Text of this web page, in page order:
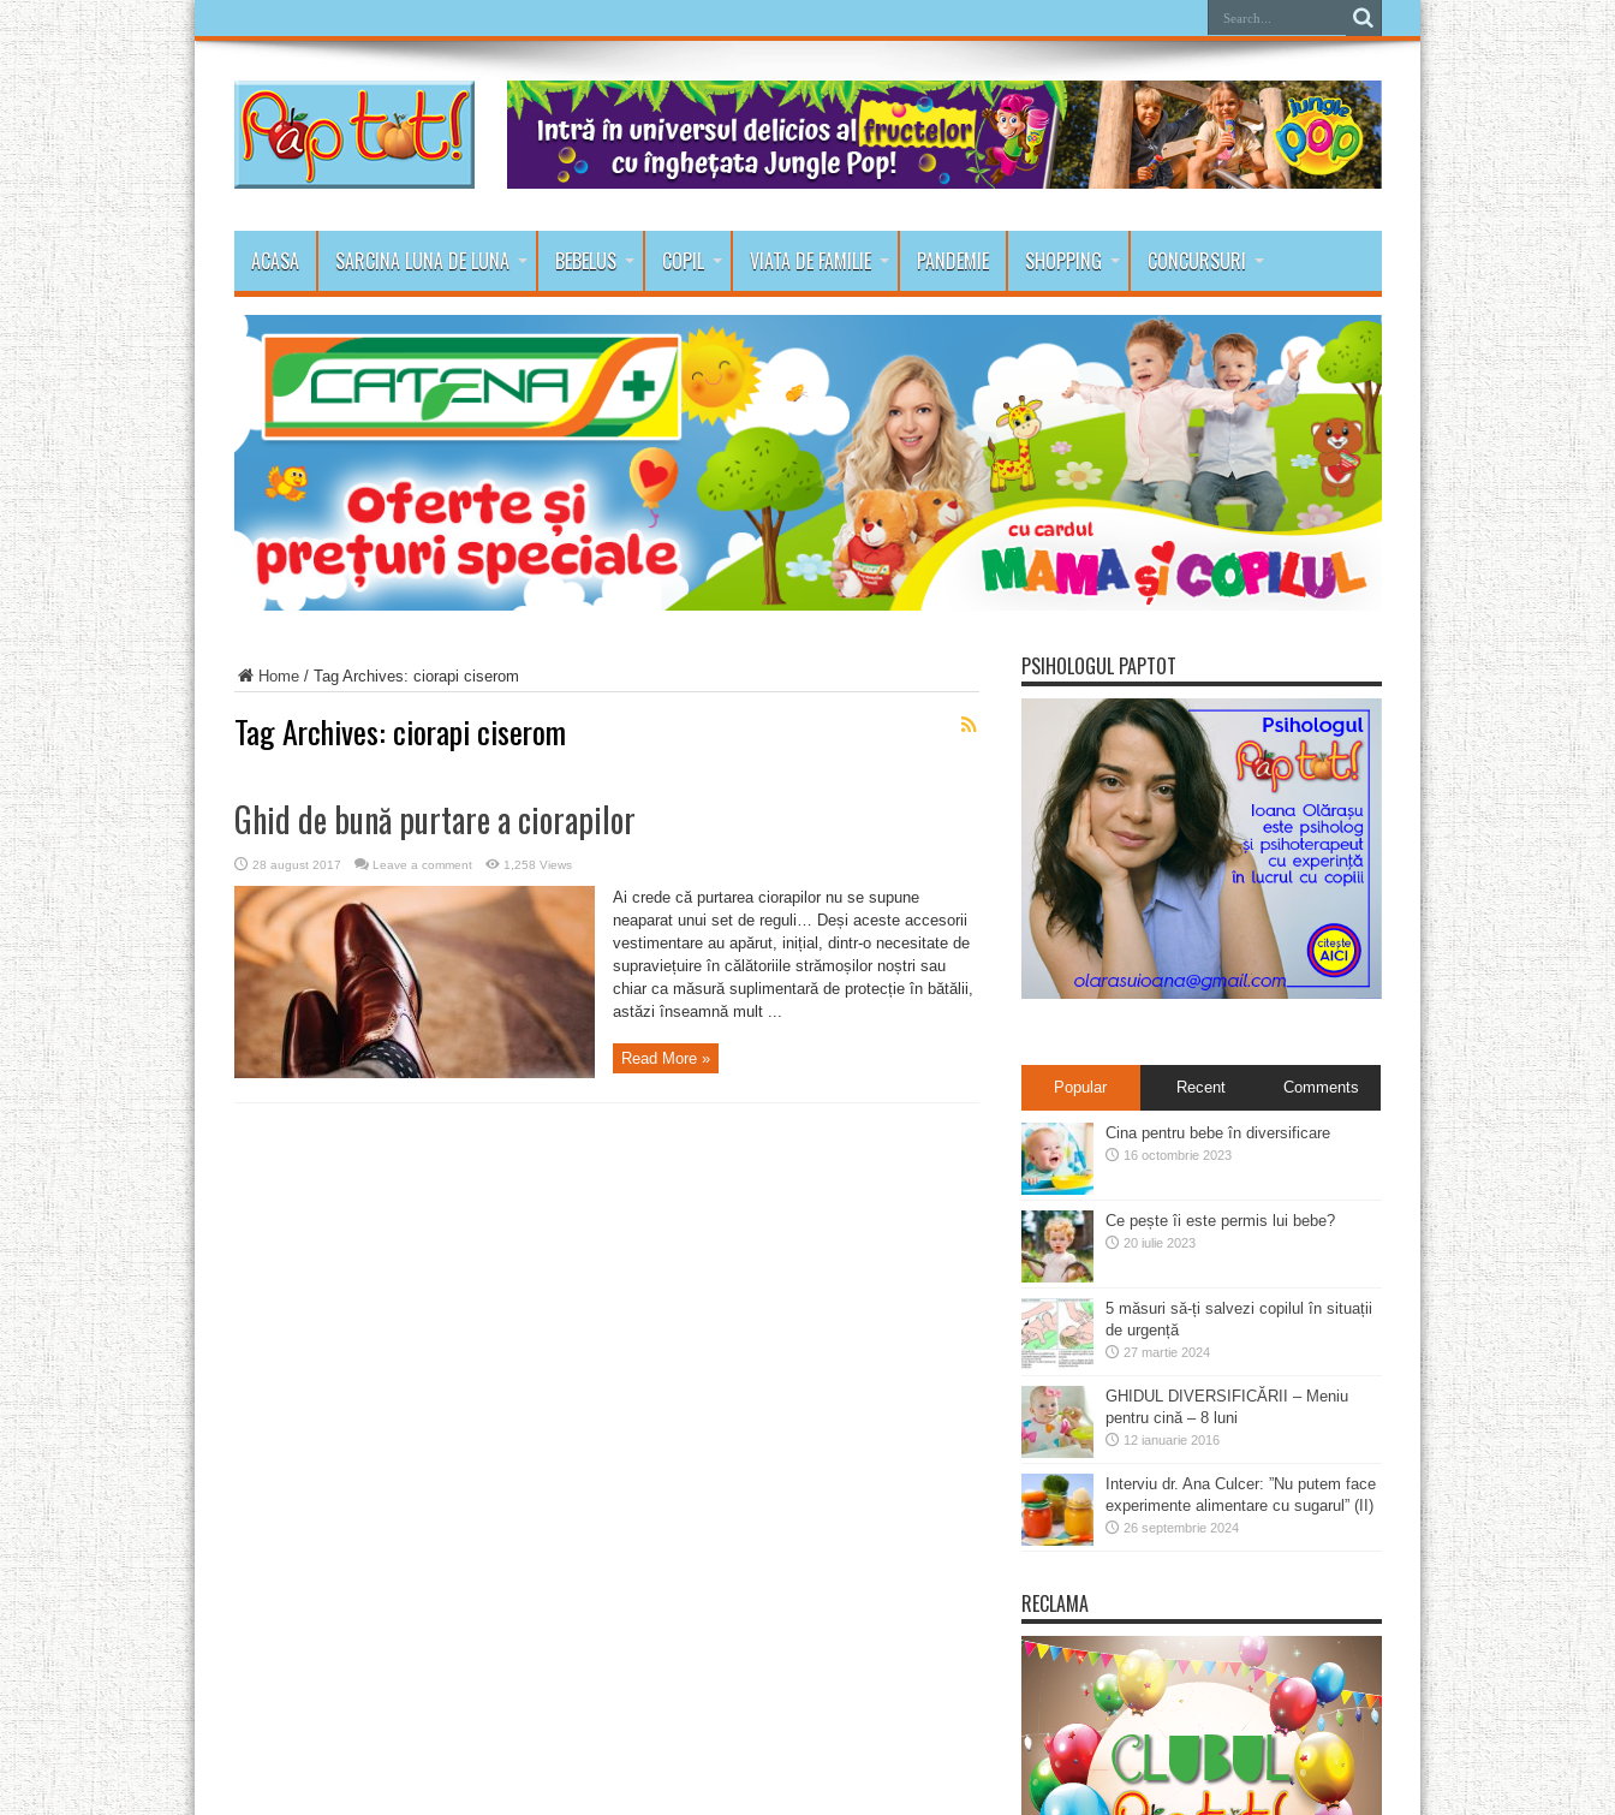
ACASA SARCINA LUNA DE LUNA BEBELUS COPIL VIATA DE FAMILIE PANDEMIE SHOPPING CONCURSURI
Home/ Tag Archives: ciorapi ciserom
Tag Archives: ciorapi ciserom
Ghid de bună purtare a ciorapilor
28 august 2017 Leave a comment 1,258 Views
Ai crede că purtarea ciorapilor nu se supune
neaparat unui set de reguli… Deși aceste accesorii
vestimentare au apărut, inițial, dintr-o necesitate de
supraviețuire în călătoriile strămoșilor noștri sau
chiar ca măsură suplimentară de protecție în bătălii,
astăzi înseamnă mult ...
Read More »
PSIHOLOGUL PAPTOT
Popular Recent Comments
Cina pentru bebe în diversificare
16 octombrie 2023
Ce pește îi este permis lui bebe?
20 iulie 2023
5 măsuri să-ți salvezi copilul în situații
de urgență
27 martie 2024
GHIDUL DIVERSIFICĂRII – Meniu
pentru cină – 8 luni
12 ianuarie 2016
Interviu dr. Ana Culcer: ”Nu putem face
experimente alimentare cu sugarul” (II)
26 septembrie 2024
RECLAMA